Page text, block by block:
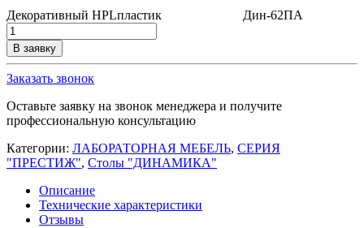
Декоративный HPLпластик
Дин-62ПА
Количество
товара
Стол
лабораторный
(открытый)
Дин-62
В заявку
Заказать звонок
Оставьте заявку на звонок менеджера и получите
профессиональную консультацию
Категории: ЛАБОРАТОРНАЯ МЕБЕЛЬ, СЕРИЯ
"ПРЕСТИЖ", Столы "ДИНАМИКА"
Описание
Технические характеристики
Отзывы